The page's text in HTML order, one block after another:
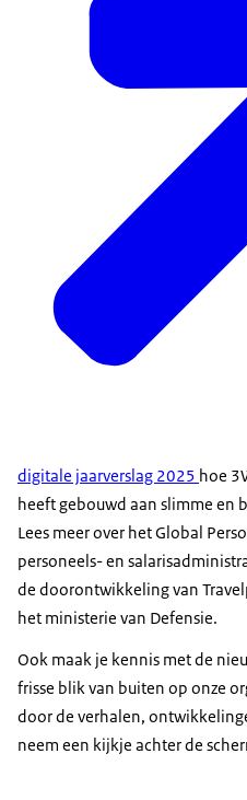
digitale jaarverslag 2025 hoe
heeft gebouwd aan slimme en
Lees meer over het Global
personeels- en
de doorontwikkeling van
het ministerie van Defensie.
Ook maak je kennis met de
frisse blik van buiten op onze
door de verhalen,
neem een kijkje achter de